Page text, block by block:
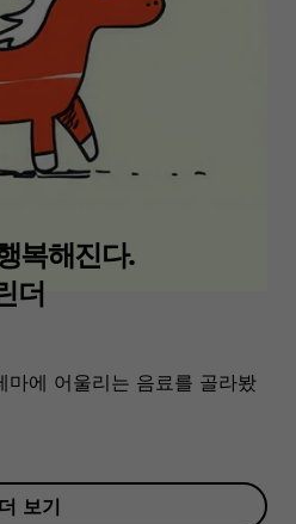
복해진다.
더
에 어울리는 음료를 골라봤
더 보기